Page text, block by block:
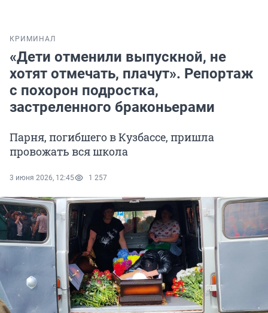
КРИМИНАЛ
«Дети отменили выпускной, не
хотят отмечать, плачут». Репортаж
с похорон подростка,
застреленного браконьерами
Парня, погибшего в Кузбассе, пришла
провожать вся школа
3 июня 2026, 12:45 1 257